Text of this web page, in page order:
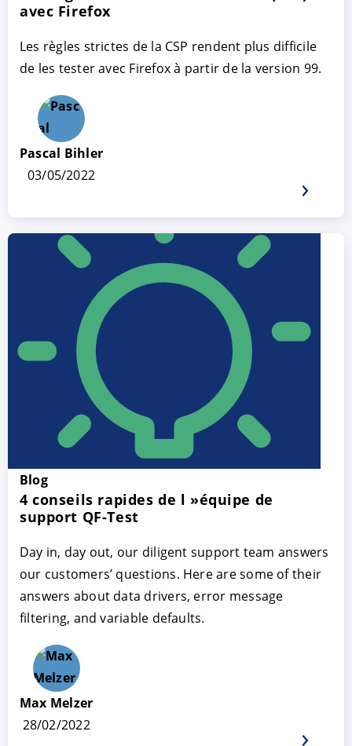
avec Firefox
Les règles strictes de la CSP rendent plus difficile
de les tester avec Firefox à partir de la version 99.
Pascal Bihler
03/05/2022
Blog
4 conseils rapides de l »équipe de
support QF-Test
Day in, day out, our diligent support team answers
our customers’ questions. Here are some of their
answers about data drivers, error message
filtering, and variable defaults.
Max Melzer
28/02/2022